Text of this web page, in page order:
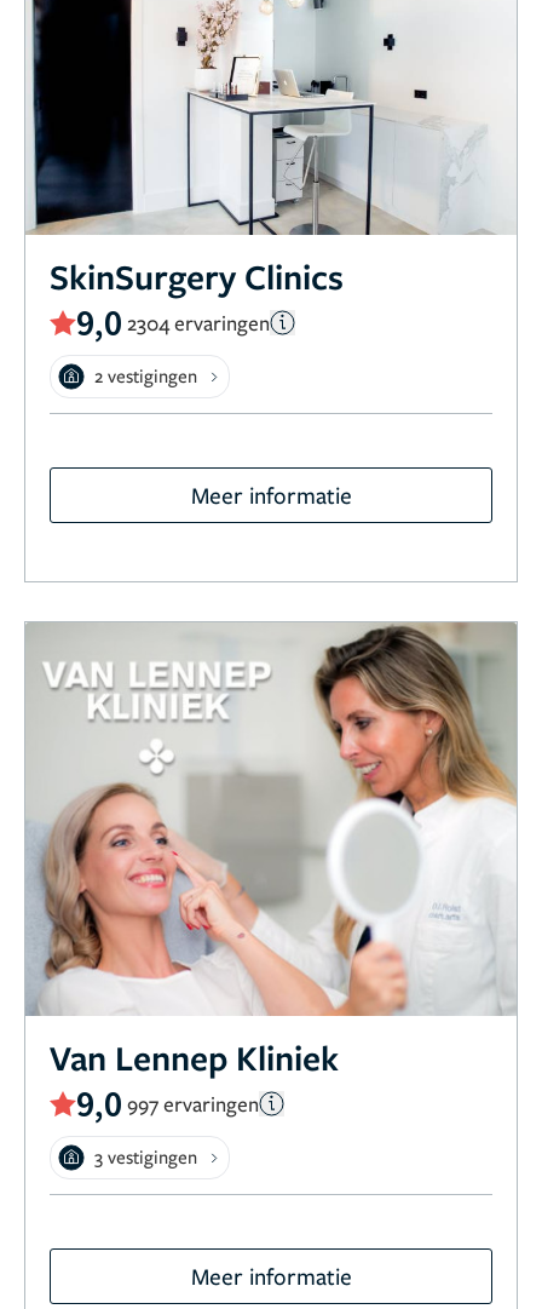
SkinSurgery Clinics
9,0 2304 ervaringen
2 vestigingen
Meer informatie
Van Lennep Kliniek
9,0 997 ervaringen
3 vestigingen
Meer informatie